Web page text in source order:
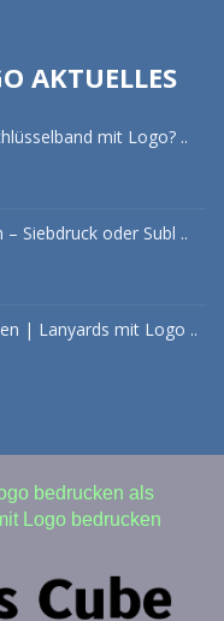
AKTUELLES
mit Logo? ..
Siebdruck oder Subl ..
| Lanyards mit Logo ..
bedrucken als
Logo bedrucken